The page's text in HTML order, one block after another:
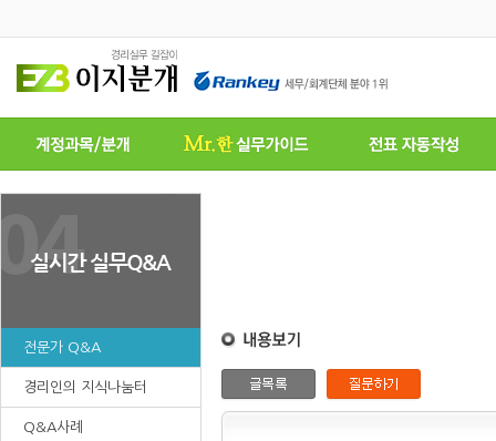
전문가 Q&A
경리인의 지식나눔터
Q&A사례